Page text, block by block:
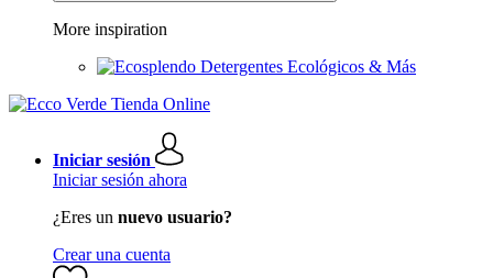
More inspiration
Detergentes Ecológicos & Más
Iniciar sesión
Iniciar sesión ahora
¿Eres un nuevo usuario?
Crear una cuenta